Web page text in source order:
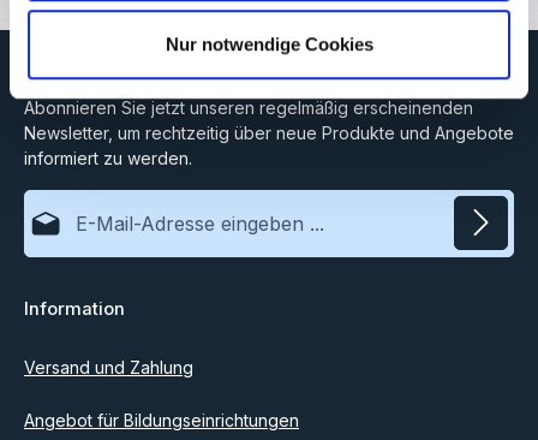
Nur notwendige Cookies
Abonnieren Sie jetzt unseren regelmäßig erscheinenden
Newsletter, um rechtzeitig über neue Produkte und Angebote
informiert zu werden.
E-Mail-Adresse*
Ich habe dieDatenschutzbestimmungen
einverstanden.
Information
Versand und Zahlung
Angebot für Bildungseinrichtungen